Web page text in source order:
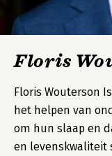
Floris
Floris Wouterson
het helpen van
om hun slaap en
en levenskwaliteit